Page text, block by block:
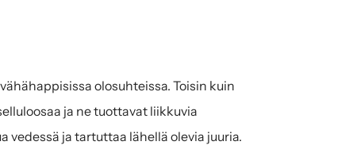
olosuhteissa. Toisin kuin
ja ne tuottavat liikkuvia
vedessä ja tartuttaa lähellä olevia juuria.